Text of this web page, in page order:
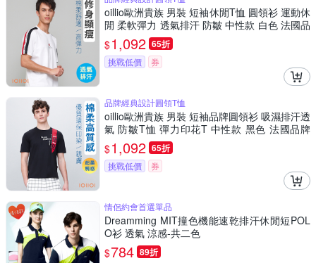
oillio歐洲貴族 男裝 短袖休閒T恤 圓領衫 運動休
閒 柔軟彈力 透氣排汗 防皺 中性款 白色 法國品
牌
$1,092 65折
挑戰低價 券
品牌經典設計圓領T恤
oillio歐洲貴族 男裝 短袖品牌圓領衫 吸濕排汗透
氣 防皺T恤 彈力印花T 中性款 黑色 法國品牌
有大尺碼
$1,092 65折
挑戰低價 券
情侶約會首選單品
Dreamming MIT撞色機能速乾排汗休閒短POL
O衫 透氣 涼感-共二色
$784 89折